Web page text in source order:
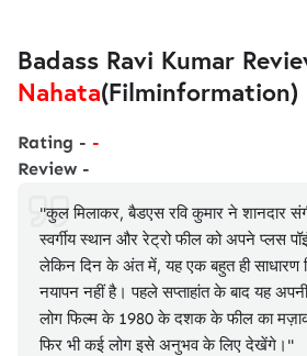
Badass Ravi Kumar
Nahata(Filminformation)
Rating - -
Review -
"कुल मिलाकर, बैडएस रवि कुमार ने शानदार
स्वर्गीय स्थान और रेट्रो फील को अपने प्लस
लेकिन दिन के अंत में, यह एक बहुत ही साधारण
नयापन नहीं है। पहले सप्ताहांत के बाद यह
लोग फिल्म के 1980 के दशक के फील का
फिर भी कई लोग इसे अनुभव के लिए देखेंगे।"